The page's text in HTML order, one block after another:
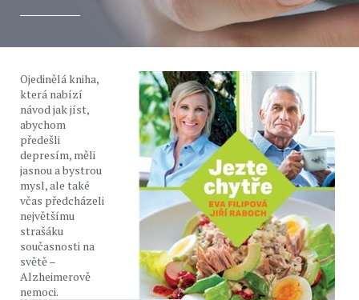
Ojedinělá kniha,
která nabízí
návod jak jíst,
abychom
předešli
depresím, měli
jasnou a bystrou
mysl, ale také
včas předcházeli
největšímu
strašáku
současnosti na
světě –
Alzheimerově
nemoci.